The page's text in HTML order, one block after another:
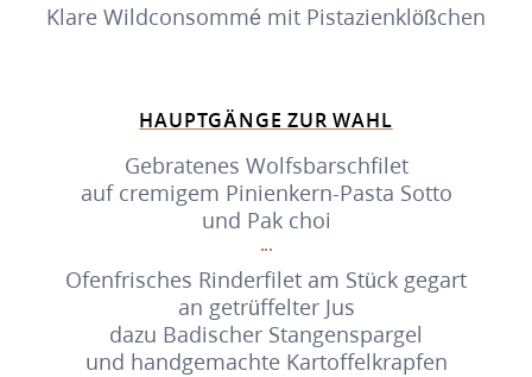
Klare Wildconsommé mit Pistazienklößchen
HAUPTGÄNGE ZUR WAHL
Gebratenes Wolfsbarschfilet
auf cremigem Pinienkern-Pasta Sotto
und Pak choi
Ofenfrisches Rinderfilet am Stück gegart
an getrüffelter Jus
dazu Badischer Stangenspargel
und handgemachte Kartoffelkrapfen